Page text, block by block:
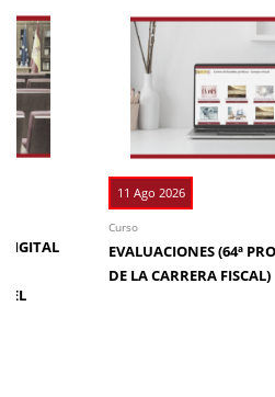
DIGITAL
EL
11 Ago 2026
Curso
EVALUACIONES (64ª
DE LA CARRERA FISCAL)